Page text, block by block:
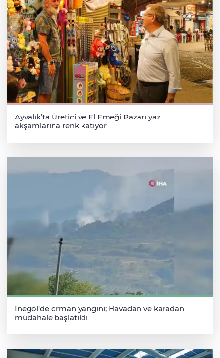
Ayvalık’ta Üretici ve El Emeği Pazarı yaz
akşamlarına renk katıyor
İnegöl'de orman yangını; Havadan ve karadan
müdahale başlatıldı